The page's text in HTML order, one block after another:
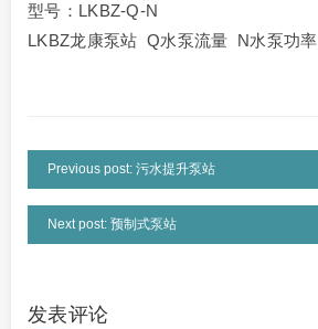
型号：LKBZ-Q-N
LKBZ龙康泵站 Q水泵流量 N水泵功率
Previous post: 污水提升泵站
Next post: 预制式泵站
发表评论